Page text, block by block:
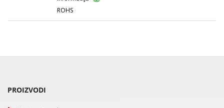
ROHS
PROIZVODI